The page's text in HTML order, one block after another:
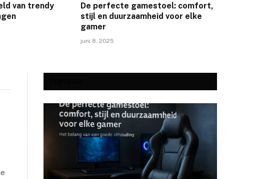
van trendy
De perfecte gamestoel: comfort,
stijl en duurzaamheid voor elke
gamer
juni 8, 2025